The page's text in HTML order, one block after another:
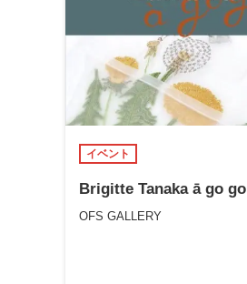
イベント
Brigitte Tanaka ā go go
OFS GALLERY